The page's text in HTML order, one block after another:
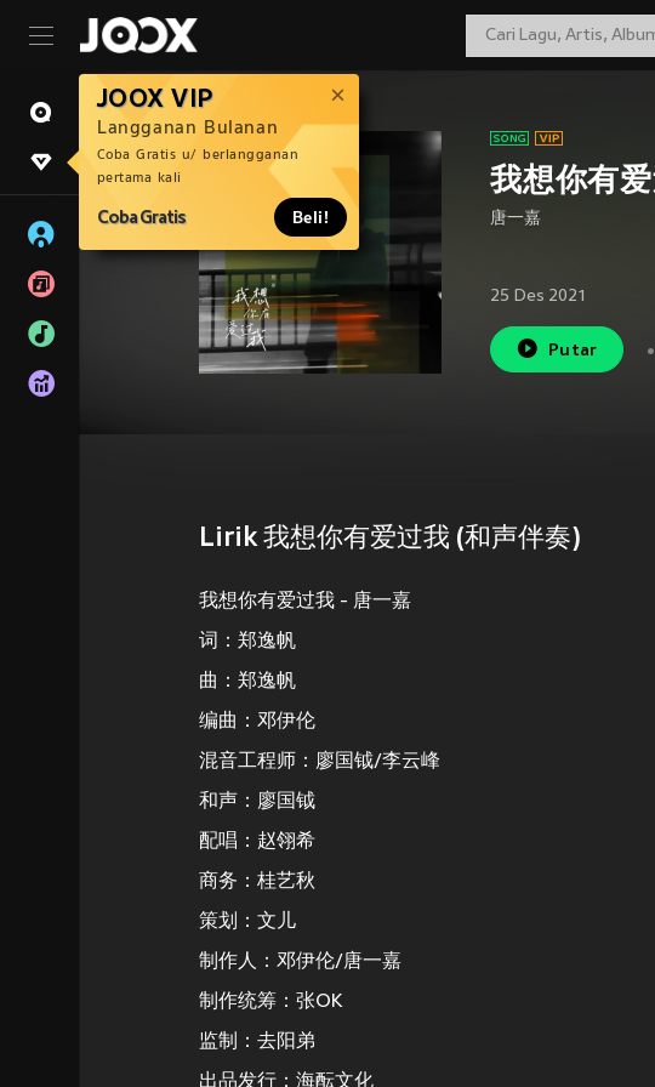
JOOX VIP
Langganan Bulanan
Coba Gratis u/ berlangganan
pertama kali
Coba Gratis Beli!
我想你有
唐一嘉
25 Des 2021
Putar
Lirik 我想你有爱过我 (和声伴奏)
我想你有爱过我 - 唐一嘉
词：郑逸帆
曲：郑逸帆
编曲：邓伊伦
混音工程师：廖国钺/李云峰
和声：廖国钺
配唱：赵翎希
商务：桂艺秋
策划：文儿
制作人：邓伊伦/唐一嘉
制作统筹：张OK
监制：去阳弟
出品发行：海酝文化